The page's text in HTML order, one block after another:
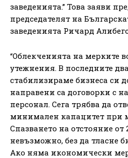
заведенията.” Това заяви
председателят на
заведенията Ричард
“Облекченията на мерките
утежнения. В последните
стабилизираме бизнеса си
направени са договорки с
персонал. Сега трябва да
минимален капацитет при
Спазването на отстояние от
невъзможно, без да тласне
Ако няма икономически